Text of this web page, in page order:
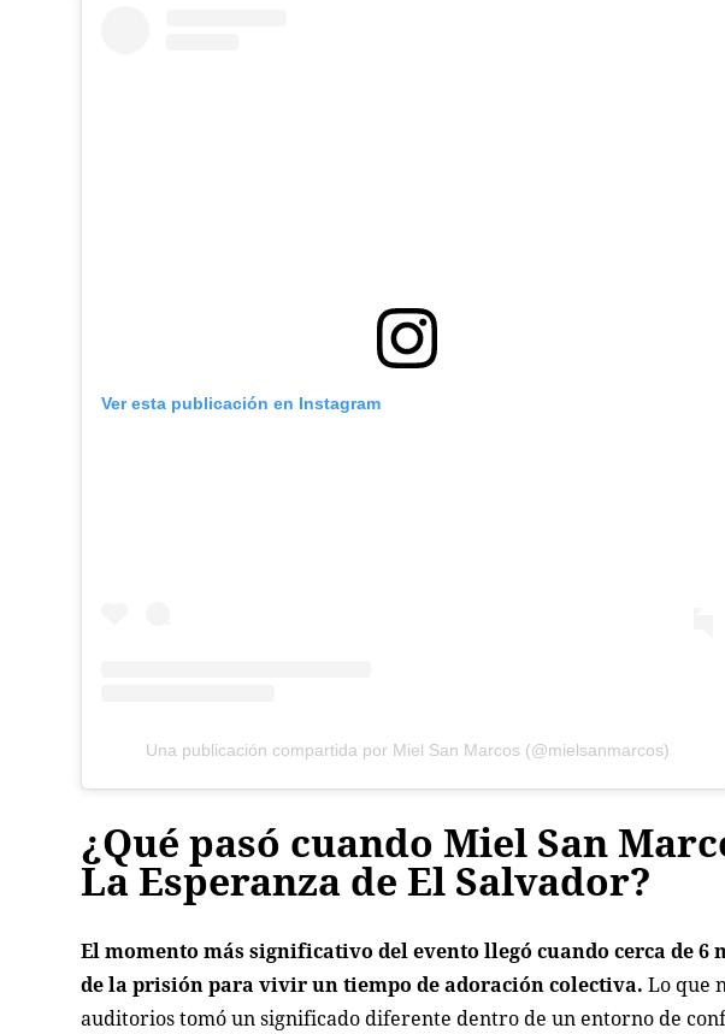
Ver esta publicación en Instagram
Una publicación compartida por Miel San Marcos (@mielsanmarcos)
¿Qué pasó cuando Miel San
La Esperanza de El Salvador?
El momento más significativo del evento llegó cuando cerca de
de la prisión para vivir un tiempo de adoración colectiva. Lo que
auditorios tomó un significado diferente dentro de un entorno de